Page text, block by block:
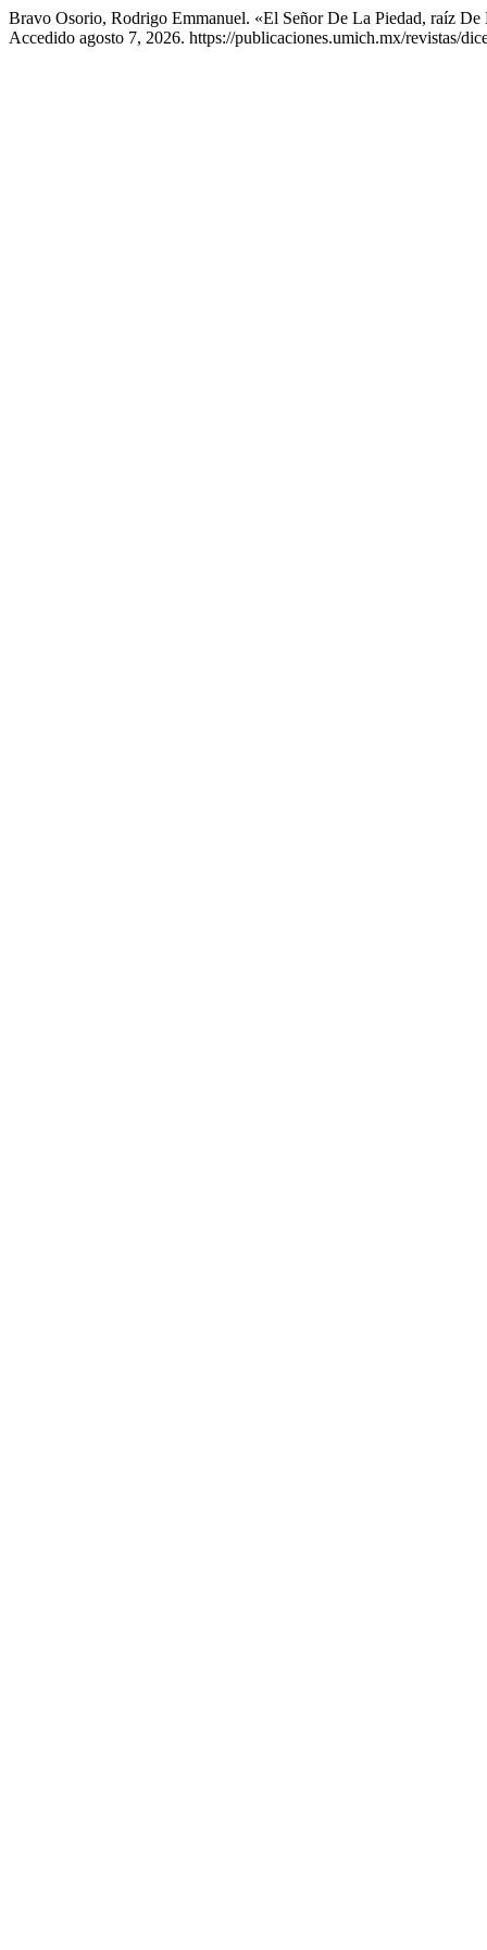
Bravo Osorio, Rodrigo Emmanuel. «El Señor De La Piedad, raíz
Accedido agosto 7, 2026. https://publicaciones.umich.mx/revistas/